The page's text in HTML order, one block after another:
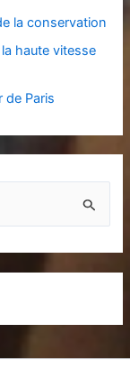
la conservation
haute vitesse
de Paris